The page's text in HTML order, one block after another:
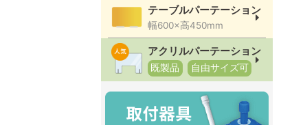
テーブルパーテーション
幅600×高450mm
アクリルパーテーション
既製品 自由サイズ可